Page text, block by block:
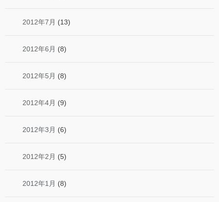
2012年7月 (13)
2012年6月 (8)
2012年5月 (8)
2012年4月 (9)
2012年3月 (6)
2012年2月 (5)
2012年1月 (8)